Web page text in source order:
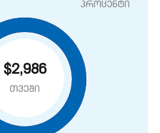
პროცენტი
$2,986
თვეში